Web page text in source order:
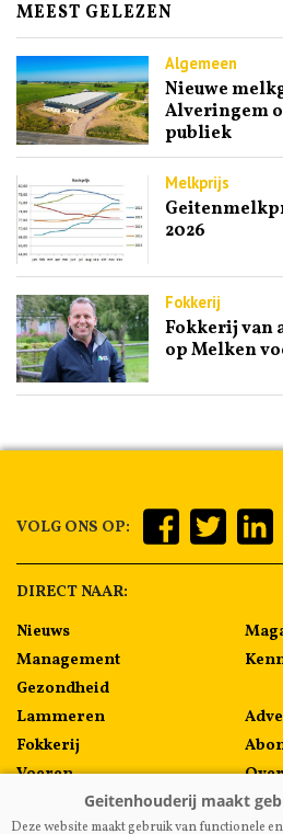
MEEST GELEZEN
Algemeen
Nieuwe
Alveringem
publiek
Melkprijs
2026
Fokkerij
Fokkerij van
op Melken
VOLG ONS OP:
DIRECT NAAR:
Nieuws
Management
Gezondheid
Lammeren
Fokkerij
Voeren
Algemeen
Deze website maakt gebruik van functionele